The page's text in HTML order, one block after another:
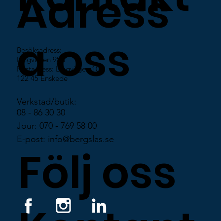
Adress
Besöksadress:
Lingvägen 98B
Postadress: Lingvägen 100
122 45 Enskede
a oss
Verkstad/butik:
08 - 86 30 30
Jour: 070 - 769 58 00
E-post: info@bergslas.se
Följ oss